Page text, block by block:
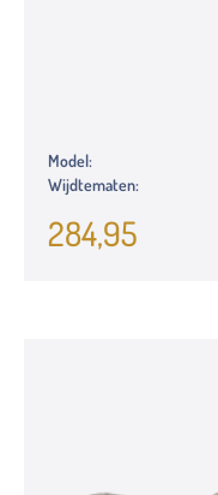
Model:
Wijdtematen:
284,95